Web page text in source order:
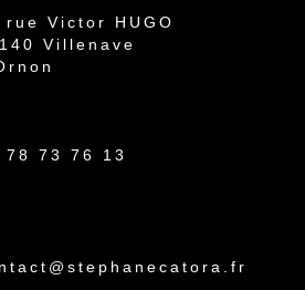
rue Victor HUGO
Villenave
78 73 76 13